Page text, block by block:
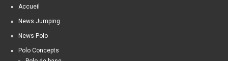
Accueil
News Jumping
News Polo
Polo Concepts